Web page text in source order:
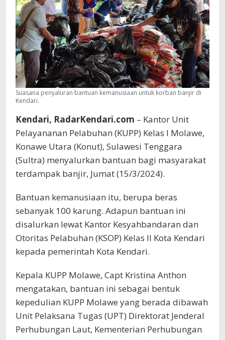
Suasana penyaluran bantuan kemanusiaan untuk korban banjir di
Kendari.
Kendari, RadarKendari.com – Kantor Unit
Pelayananan Pelabuhan (KUPP) Kelas I Molawe,
Konawe Utara (Konut), Sulawesi Tenggara
(Sultra) menyalurkan bantuan bagi masyarakat
terdampak banjir, Jumat (15/3/2024).
Bantuan kemanusiaan itu, berupa beras
sebanyak 100 karung. Adapun bantuan ini
disalurkan lewat Kantor Kesyahbandaran dan
Otoritas Pelabuhan (KSOP) Kelas II Kota Kendari
kepada pemerintah Kota Kendari.
Kepala KUPP Molawe, Capt Kristina Anthon
mengatakan, bantuan ini sebagai bentuk
kepedulian KUPP Molawe yang berada dibawah
Unit Pelaksana Tugas (UPT) Direktorat Jenderal
Perhubungan Laut, Kementerian Perhubungan